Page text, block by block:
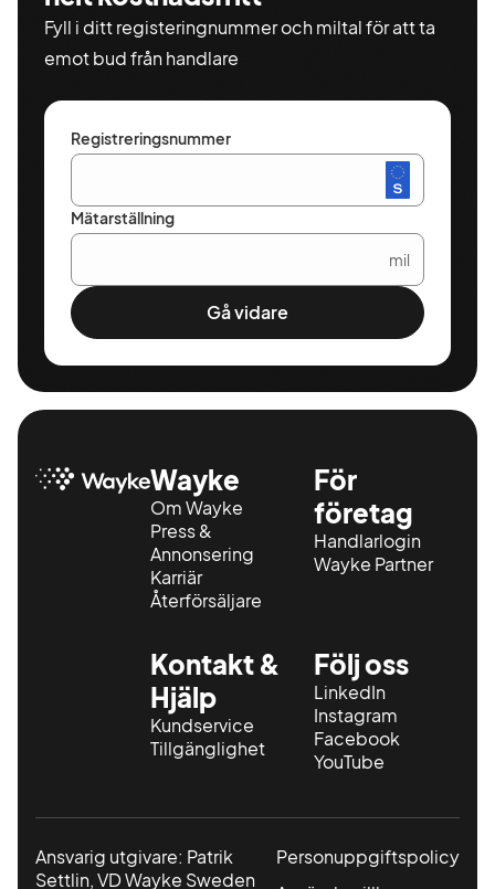
Fyll i ditt registeringnummer och miltal för att ta
emot bud från handlare
Registreringsnummer
Mätarställning
mil
Gå vidare
Wayke
Om Wayke
Press &
Annonsering
Karriär
Återförsäljare
För
företag
Handlarlogin
Wayke Partner
Kontakt &
Hjälp
Kundservice
Tillgänglighet
Följ oss
LinkedIn
Instagram
Facebook
YouTube
Ansvarig utgivare: Patrik
Settlin, VD Wayke Sweden
Personuppgiftspolicy